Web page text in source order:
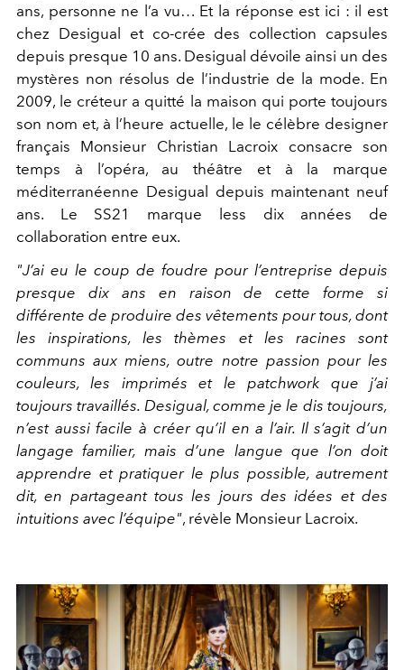
ans, personne ne l’a vu… Et la réponse est ici : il est
chez Desigual et co-crée des collection capsules
depuis presque 10 ans. Desigual dévoile ainsi un des
mystères non résolus de l’industrie de la mode. En
2009, le créteur a quitté la maison qui porte toujours
son nom et, à l’heure actuelle, le le célèbre designer
français Monsieur Christian Lacroix consacre son
temps à l’opéra, au théâtre et à la marque
méditerranéenne Desigual depuis maintenant neuf
ans. Le SS21 marque less dix années de
collaboration entre eux.
"J’ai eu le coup de foudre pour l’entreprise depuis
presque dix ans en raison de cette forme si
différente de produire des vêtements pour tous, dont
les inspirations, les thèmes et les racines sont
communs aux miens, outre notre passion pour les
couleurs, les imprimés et le patchwork que j’ai
toujours travaillés. Desigual, comme je le dis toujours,
n’est aussi facile à créer qu’il en a l’air. Il s’agit d’un
langage familier, mais d’une langue que l’on doit
apprendre et pratiquer le plus possible, autrement
dit, en partageant tous les jours des idées et des
intuitions avec l’équipe", révèle Monsieur Lacroix.